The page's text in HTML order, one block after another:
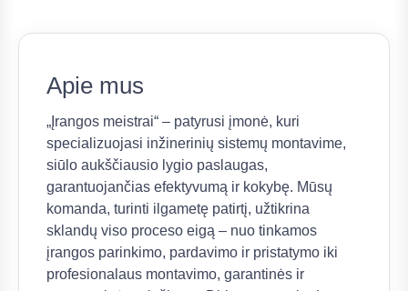
Apie mus
„Įrangos meistrai“ – patyrusi įmonė, kuri
specializuojasi inžinerinių sistemų montavime,
siūlo aukščiausio lygio paslaugas,
garantuojančias efektyvumą ir kokybę. Mūsų
komanda, turinti ilgametę patirtį, užtikrina
sklandų viso proceso eigą – nuo tinkamos
įrangos parinkimo, pardavimo ir pristatymo iki
profesionalaus montavimo, garantinės ir